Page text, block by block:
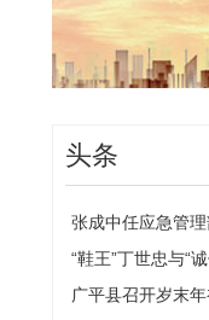
头条
张成中任应急管
“鞋王”丁世忠与“
广平县召开岁末